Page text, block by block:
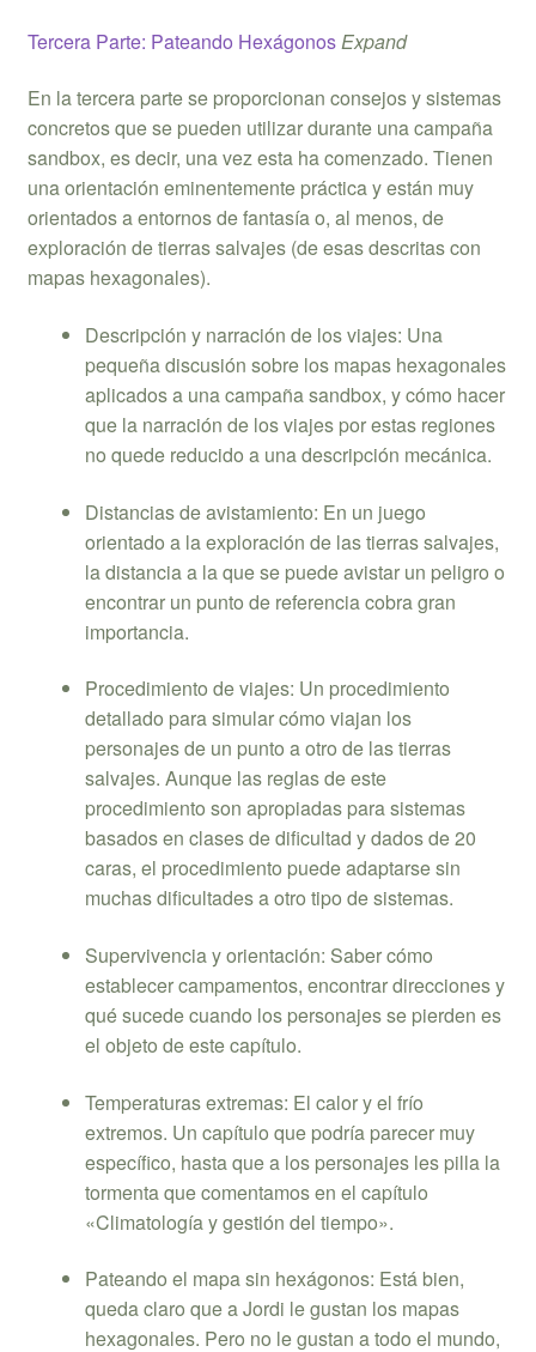
Tercera Parte: Pateando HexágonosExpand
En la tercera parte se proporcionan consejos y sistemas
concretos que se pueden utilizar durante una campaña
sandbox, es decir, una vez esta ha comenzado. Tienen
una orientación eminentemente práctica y están muy
orientados a entornos de fantasía o, al menos, de
exploración de tierras salvajes (de esas descritas con
mapas hexagonales).
Descripción y narración de los viajes: Una
pequeña discusión sobre los mapas hexagonales
aplicados a una campaña sandbox, y cómo hacer
que la narración de los viajes por estas regiones
no quede reducido a una descripción mecánica.
Distancias de avistamiento: En un juego
orientado a la exploración de las tierras salvajes,
la distancia a la que se puede avistar un peligro o
encontrar un punto de referencia cobra gran
importancia.
Procedimiento de viajes: Un procedimiento
detallado para simular cómo viajan los
personajes de un punto a otro de las tierras
salvajes. Aunque las reglas de este
procedimiento son apropiadas para sistemas
basados en clases de dificultad y dados de 20
caras, el procedimiento puede adaptarse sin
muchas dificultades a otro tipo de sistemas.
Supervivencia y orientación: Saber cómo
establecer campamentos, encontrar direcciones y
qué sucede cuando los personajes se pierden es
el objeto de este capítulo.
Temperaturas extremas: El calor y el frío
extremos. Un capítulo que podría parecer muy
específico, hasta que a los personajes les pilla la
tormenta que comentamos en el capítulo
«Climatología y gestión del tiempo».
Pateando el mapa sin hexágonos: Está bien,
queda claro que a Jordi le gustan los mapas
hexagonales. Pero no le gustan a todo el mundo,